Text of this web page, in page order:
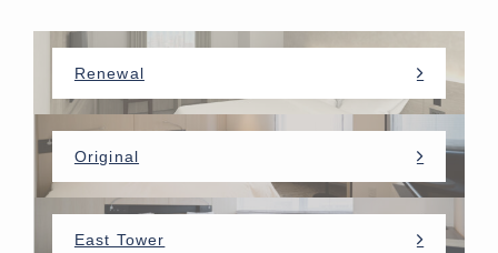
Renewal
Original
East Tower